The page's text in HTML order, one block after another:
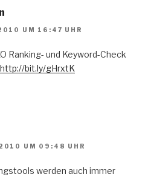
UM 16:47 UHR
Ranking- und Keyword-Check
http://bit.ly/gHrxtK
UM 09:48 UHR
werden auch immer